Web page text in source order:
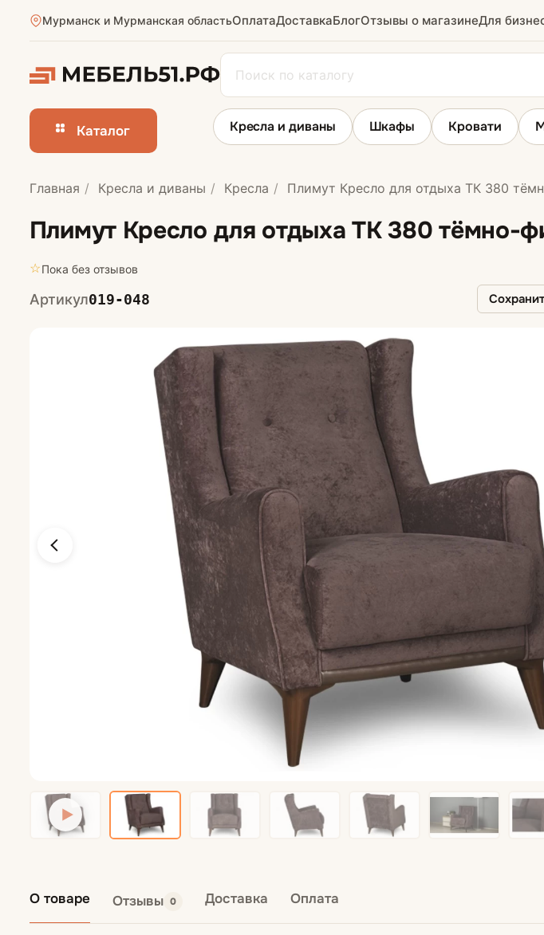
Мурманск и Мурманская областьОплатаДоставкаБлогОтзывы о магазинеДля
Каталог
Кресла
Кресла для гостиной
Кресла-кровати
Кресла-качалки
Кресла на ножках
Кресла-мешки
Кресла подвесные
Кресла и диваны Шкафы Кровати
Главная Кресла и диваны Кресла Плимут Кресло для отдыха ТК 380
Плимут Кресло для отдыха ТК 380 тёмно-
☆Пока без отзывов
Артикул019-048
О товаре Отзывы 0 Доставка Оплата